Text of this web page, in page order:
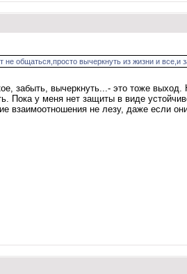
общаться,просто вычеркнуть из жизни и все,и
забыть, вычеркнуть...- это тоже
Пока у меня нет защиты в виде
взаимоотношения не лезу, даже если